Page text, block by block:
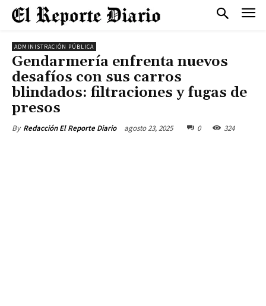
ADMINISTRACIÓN PÚBLICA
Gendarmería enfrenta nuevos
desafíos con sus carros
blindados: filtraciones y fugas de
presos
By Redacción El Reporte Diario agosto 23, 2025 0 324